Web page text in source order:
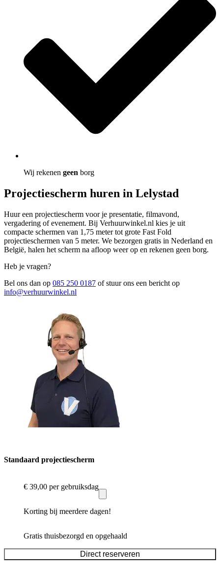
Wij rekenen geen borg
Projectiescherm huren in Lelystad
Huur een projectiescherm voor je presentatie, filmavond,
vergadering of evenement. Bij Verhuurwinkel.nl kies je uit
compacte schermen van 1,75 meter tot grote Fast Fold
projectieschermen van 5 meter. We bezorgen gratis in Nederland en
België, halen het scherm na afloop weer op en rekenen geen borg.
Heb je vragen?
Bel ons dan op 085 250 0187 of stuur ons een bericht op
info@verhuurwinkel.nl
Standaard projectiescherm
€ 39,00 per gebruiksdag
Korting bij meerdere dagen!
Gratis thuisbezorgd en opgehaald
Direct reserveren